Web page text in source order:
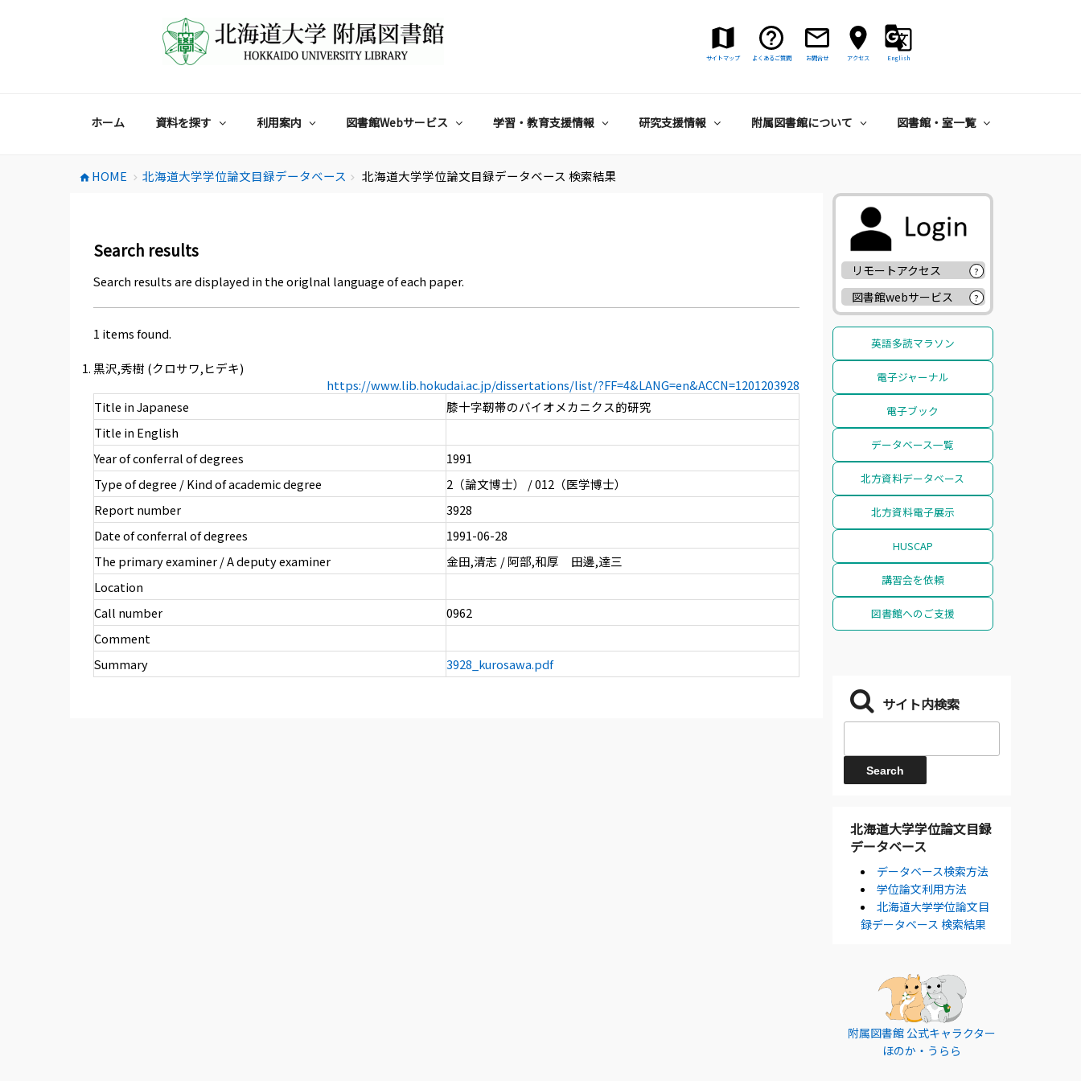
サイトマップ よくあるご質問 お問合せ アクセス English
ホーム 資料を探す 利用案内 図書館Webサービス 学習・教育支援情報 研究支援情報 附属図書館について 図書館・室一覧
home HOME chevron_right 北海道大学学位論文目録データベース chevron_right 北海道大学学位論文目録データベース 検索結果
Search results
Search results are displayed in the origlnal language of each paper.
1 items found.
黒沢,秀樹 (クロサワ,ヒデキ)
https://www.lib.hokudai.ac.jp/dissertations/list/?FF=4&LANG=en&ACCN=1201203928
Title in Japanese
膝十字靭帯のバイオメカニクス的研究
Title in English
Year of conferral of degrees
1991
Type of degree / Kind of academic degree
2（論文博士） / 012（医学博士）
Report number
3928
Date of conferral of degrees
1991-06-28
The primary examiner / A deputy examiner
金田,清志 / 阿部,和厚 田邊,達三
Location
Call number
0962
Comment
Summary
3928_kurosawa.pdf
リモートアクセス ?
図書館webサービス ?
英語多読マラソン
電子ジャーナル
電子ブック
データベース一覧
北方資料データベース
北方資料電子展示
HUSCAP
講習会を依頼
図書館へのご支援
サイト内検索
北海道大学学位論文目録
データベース
データベース検索方法
学位論文利用方法
北海道大学学位論文目
録データベース 検索結果
附属図書館 公式キャラクター
ほのか・うらら